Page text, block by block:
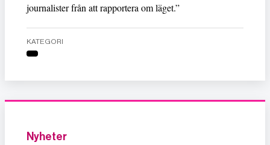
journalister från att rapportera om läget.”
KATEGORI
Nyheter